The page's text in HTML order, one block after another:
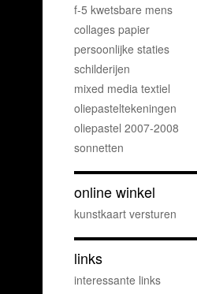
f-5 kwetsbare mens
collages papier
persoonlijke staties
schilderijen
mixed media textiel
oliepasteltekeningen
oliepastel 2007-2008
sonnetten
online winkel
kunstkaart versturen
links
interessante links